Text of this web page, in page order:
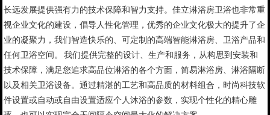
长远发展提供强有力的技术保障和智力支持。佳立淋浴房卫浴也非常重
视企业文化的建设，倡导人性化管理，优秀的企业文化极大的提升了企
业的凝聚力，我们智造快乐的、可定制的高端智能淋浴房、卫浴产品和
任何卫浴空间。 我们提供完整的设计、生产和服务，从构思到安装和
技术保障，满足您追求高品位淋浴的各个方面，简易淋浴房、淋浴隔断
以及相关卫浴设备。通过精湛的工艺和高品质的材料组合，时尚科技软
件设置或自动或自由设置适应个人沐浴的参数，实现个性化的精心雕